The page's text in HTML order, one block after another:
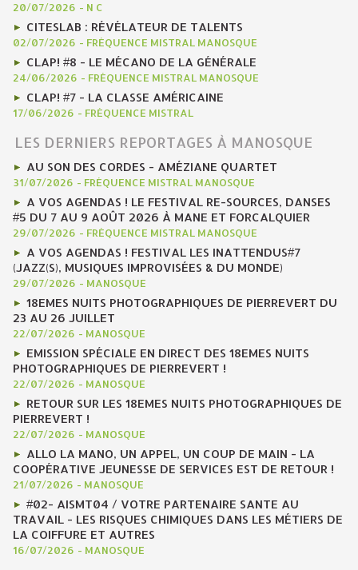
20/07/2026 - N C
CITESLAB : RÉVÉLATEUR DE TALENTS
02/07/2026 - FRÉQUENCE MISTRAL MANOSQUE
CLAP! #8 - LE MÉCANO DE LA GÉNÉRALE
24/06/2026 - FRÉQUENCE MISTRAL MANOSQUE
CLAP! #7 - LA CLASSE AMÉRICAINE
17/06/2026 - FRÉQUENCE MISTRAL
LES DERNIERS REPORTAGES À MANOSQUE
AU SON DES CORDES - AMÉZIANE QUARTET
31/07/2026 - FRÉQUENCE MISTRAL MANOSQUE
A VOS AGENDAS ! LE FESTIVAL RE-SOURCES, DANSES
#5 DU 7 AU 9 AOÛT 2026 À MANE ET FORCALQUIER
29/07/2026 - FRÉQUENCE MISTRAL MANOSQUE
A VOS AGENDAS ! FESTIVAL LES INATTENDUS#7
(JAZZ(S), MUSIQUES IMPROVISÉES & DU MONDE)
29/07/2026 - MANOSQUE
18EMES NUITS PHOTOGRAPHIQUES DE PIERREVERT DU
23 AU 26 JUILLET
22/07/2026 - MANOSQUE
EMISSION SPÉCIALE EN DIRECT DES 18EMES NUITS
PHOTOGRAPHIQUES DE PIERREVERT !
22/07/2026 - MANOSQUE
RETOUR SUR LES 18EMES NUITS PHOTOGRAPHIQUES DE
PIERREVERT !
22/07/2026 - MANOSQUE
ALLO LA MANO, UN APPEL, UN COUP DE MAIN - LA
COOPÉRATIVE JEUNESSE DE SERVICES EST DE RETOUR !
21/07/2026 - MANOSQUE
#02- AISMT04 / VOTRE PARTENAIRE SANTE AU
TRAVAIL - LES RISQUES CHIMIQUES DANS LES MÉTIERS DE
LA COIFFURE ET AUTRES
16/07/2026 - MANOSQUE